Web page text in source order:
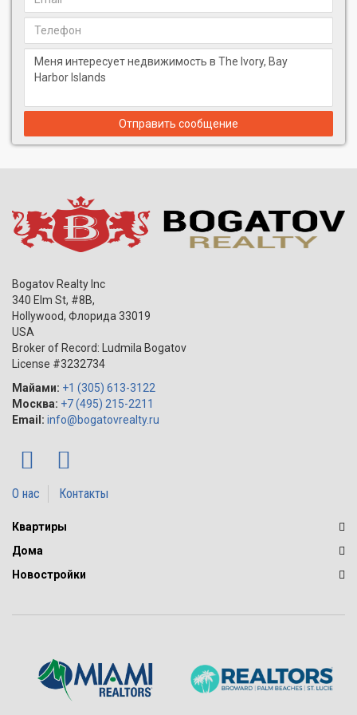
Отправить сообщение
Bogatov Realty Inc
340 Elm St, #8B,
Hollywood, Флорида 33019
USA
Broker of Record: Ludmila Bogatov
License #3232734
Майами: +1 (305) 613-3122
Москва: +7 (495) 215-2211
Email: info@bogatovrealty.ru
О нас Контакты
Квартиры
Дома
Новостройки